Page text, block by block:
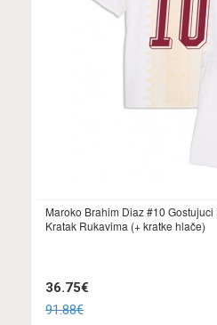
Maroko Brahim Diaz #10
Kratak Rukavima (+ kratke hlače)
36.75€
91.88€